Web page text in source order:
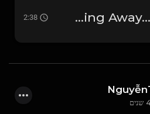
Dusk - Fading Away... 1.mp3